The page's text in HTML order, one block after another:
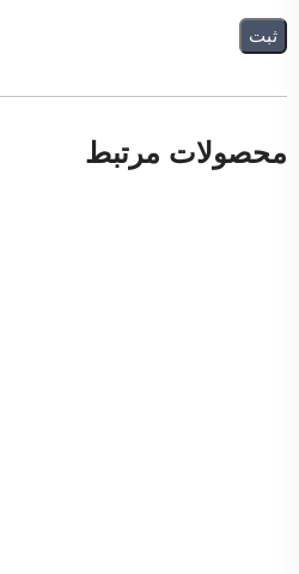
محصولات مرتبط